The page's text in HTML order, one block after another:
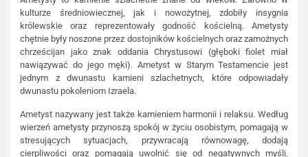
kulturze średniowiecznej, jak i nowożytnej, zdobiły insygnia
królewskie oraz reprezentowały godność kościelną. Ametysty
chętnie były noszone przez dostojników kościelnych oraz zamożnych
chrześcijan jako znak oddania Chrystusowi (głęboki fiolet miał
nawiązywać do jego męki). Ametyst w Starym Testamencie jest
jednym z dwunastu kamieni szlachetnych, które odpowiadały
dwunastu pokoleniom Izraela.
Ametyst nazywany jest także kamieniem harmonii i relaksu. Według
wierzeń ametysty przynoszą spokój w życiu osobistym, pomagają w
stresujących sytuacjach, przywracają równowagę, dodają
cierpliwości oraz pomagają uwolnić się od negatywnych myśli.